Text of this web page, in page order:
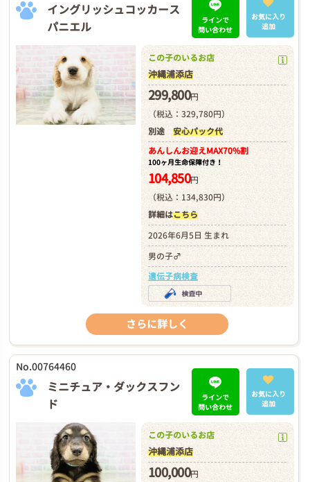
イングリッシュコッカース
パニエル
ラインで
問い合わせ
お気に入り
追加
この子のいるお店
沖縄浦添店
299,800円
（税込：329,780円）
別途 安心パック代
あんしんお迎えMAX70%割
100ヶ月生命保障付き！
104,850円
（税込：134,830円）
詳細はこちら
2026年6月5日 生まれ
男の子♂
遺伝子病検査
さらに詳しく
No.00764460
ミニチュア・ダックスフン
ド
ラインで
問い合わせ
お気に入り
追加
この子のいるお店
沖縄浦添店
100,000円